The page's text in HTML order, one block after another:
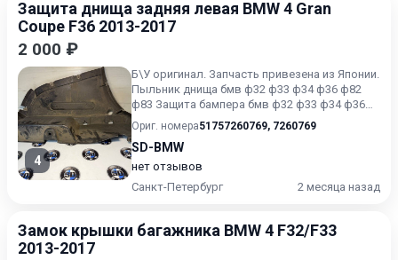
Защита днища задняя левая BMW 4 Gran
Coupe F36 2013-2017
2 000 ₽
4
Б\У oригинaл. Запчасть привезена из Японии.
Пыльник днища бмв ф32 ф33 ф34 ф36 ф82
ф83 Защита бампера бмв ф32 ф33 ф34 ф36
ф82 ф83
Ориг. номера51757260769, 7260769
SD-BMW
нет отзывов
Санкт-Петербург
2 месяца назад
Замок крышки багажника BMW 4 F32/F33
2013-2017